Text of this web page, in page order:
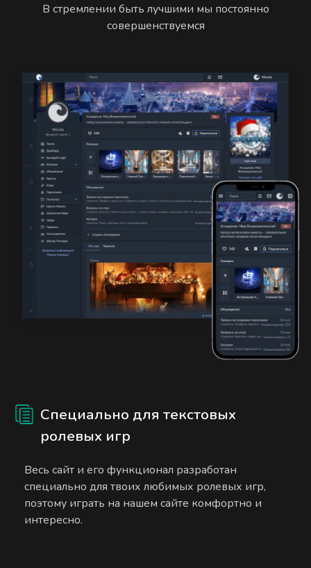
В стремлении быть лучшими мы постоянно
совершенствуемся
Специально для текстовых
ролевых игр
Весь сайт и его функционал разработан
специально для твоих любимых ролевых игр,
поэтому играть на нашем сайте комфортно и
интересно.